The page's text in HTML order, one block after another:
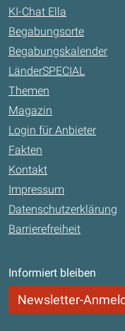
KI-Chat Ella
Begabungsorte
Begabungskalender
LänderSPECIAL
Themen
Magazin
Login für Anbieter
Fakten
Kontakt
Impressum
Datenschutzerklärung
Barrierefreiheit
Informiert bleiben
Newsletter-